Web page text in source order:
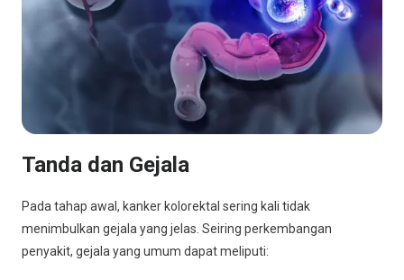
Tanda dan Gejala
Pada tahap awal, kanker kolorektal sering kali tidak
menimbulkan gejala yang jelas. Seiring perkembangan
penyakit, gejala yang umum dapat meliputi: